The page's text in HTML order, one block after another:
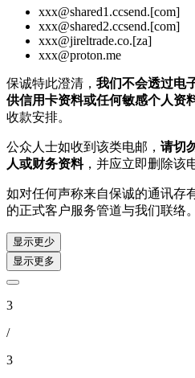
xxx@shared1.ccsend.[com]
xxx@shared2.ccsend.[com]
xxx@jireltrade.co.[za]
xxx@proton.me
保诚特此澄清， 我们不会透过电
供信用卡资料或任何敏感个人资
收款安排。
公众人士如收到该类电邮， 请切
人或财务资料，并应立即删除该
如对任何声称来自保诚的通讯存
的正式客户服务管道与我们联络。
显示更少
显示更多
3
/
3